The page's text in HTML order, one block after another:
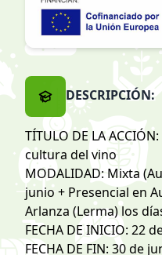
DESCRIPCIÓN:
TÍTULO DE LA
cultura del vino
MODALIDAD: Mixta
junio + Presencial en
Arlanza (Lerma) los
FECHA DE INICIO: 22
FECHA DE FIN: 30 de